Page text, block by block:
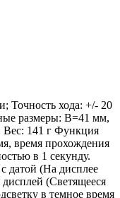
Точность хода: +/- 20
размеры: В=41 мм,
141 г Функция
время прохождения
в 1 секунду.
датой (На дисплее
(Светящееся
в темное время